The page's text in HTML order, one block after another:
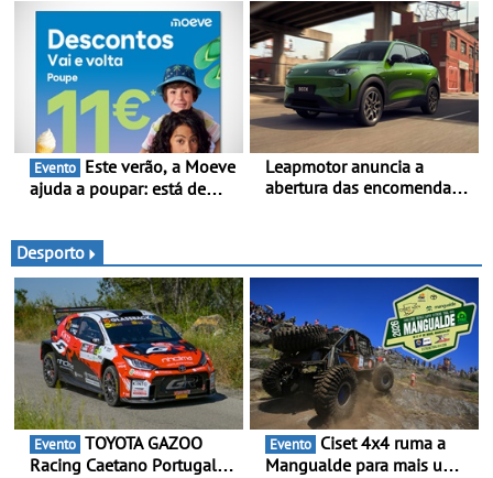
passa agora a
disponibilizar três versões
distintas
Double Cab
Evento
ajuda a poupar: está de
até 11€
Leapmotor anuncia a
abertura das encomendas
Desporto
Evento
Racing Caetano Portugal
Evento
Mangualde para mais um